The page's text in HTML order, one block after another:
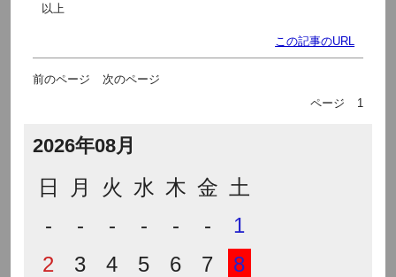
以上
この記事のURL
前のページ
次のページ
ページ
1
2026年08月
日 月 火 水 木 金 土
-
- - - - -
1
2
3 4 5 6 7
8